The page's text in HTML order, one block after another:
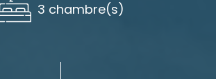
3 chambre(s)